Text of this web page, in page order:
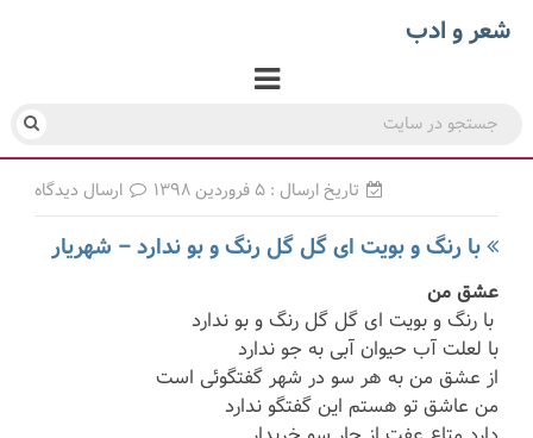
شعر و ادب
تاریخ ارسال : ۵ فروردین ۱۳۹۸ ارسال دیدگاه
با رنگ و بویت ای گل گل رنگ و بو ندارد – شهریار
عشق من
با رنگ و بویت ای گل گل رنگ و بو ندارد
با لعلت آب حیوان آبی به جو ندارد
از عشق من به هر سو در شهر گفتگوئی است
من عاشق تو هستم این گفتگو ندارد